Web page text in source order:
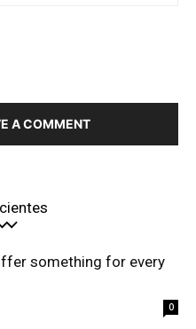
A COMMENT
something for every
0